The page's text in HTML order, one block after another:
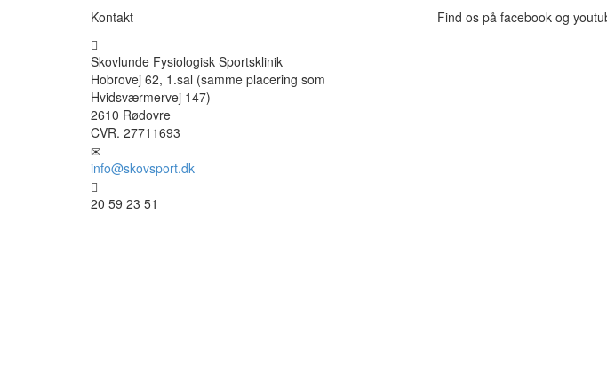
Kontakt
Skovlunde Fysiologisk Sportsklinik
Hobrovej 62, 1.sal (samme placering som
Hvidsværmervej 147)
2610 Rødovre
CVR. 27711693
info@skovsport.dk
20 59 23 51
Find os på facebook og